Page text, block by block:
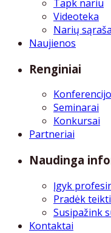
Tapk nariu
Videoteka
Narių
Naujienos
Renginiai
Seminarai
Konkursai
Partneriai
Naudinga
Įgyk
Pradėk
Susipažink
Kontaktai